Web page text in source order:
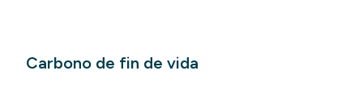
Carbono de fin de vida